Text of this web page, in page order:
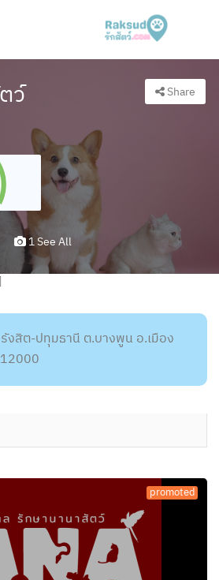
ว์ Share
1 See All
สิต-ปทุมธานี ต.บางพูน อ.เมือง
promoted